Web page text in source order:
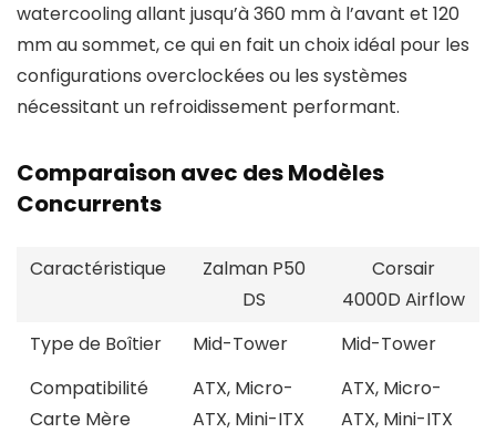
watercooling allant jusqu’à 360 mm à l’avant et 120
mm au sommet, ce qui en fait un choix idéal pour les
configurations overclockées ou les systèmes
nécessitant un refroidissement performant.
Comparaison avec des Modèles
Concurrents
Caractéristique
Zalman P50
DS
Corsair
4000D Airflow
Type de Boîtier
Mid-Tower
Mid-Tower
Compatibilité
Carte Mère
ATX, Micro-
ATX, Mini-ITX
ATX, Micro-
ATX, Mini-ITX